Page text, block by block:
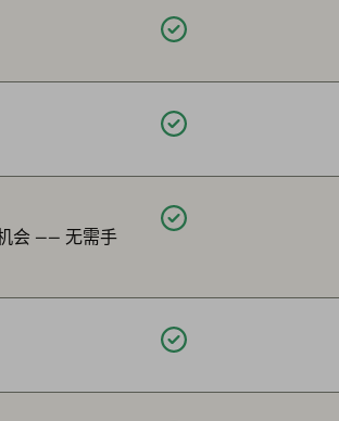
可用
可用
会 —— 无需手
可用
可用